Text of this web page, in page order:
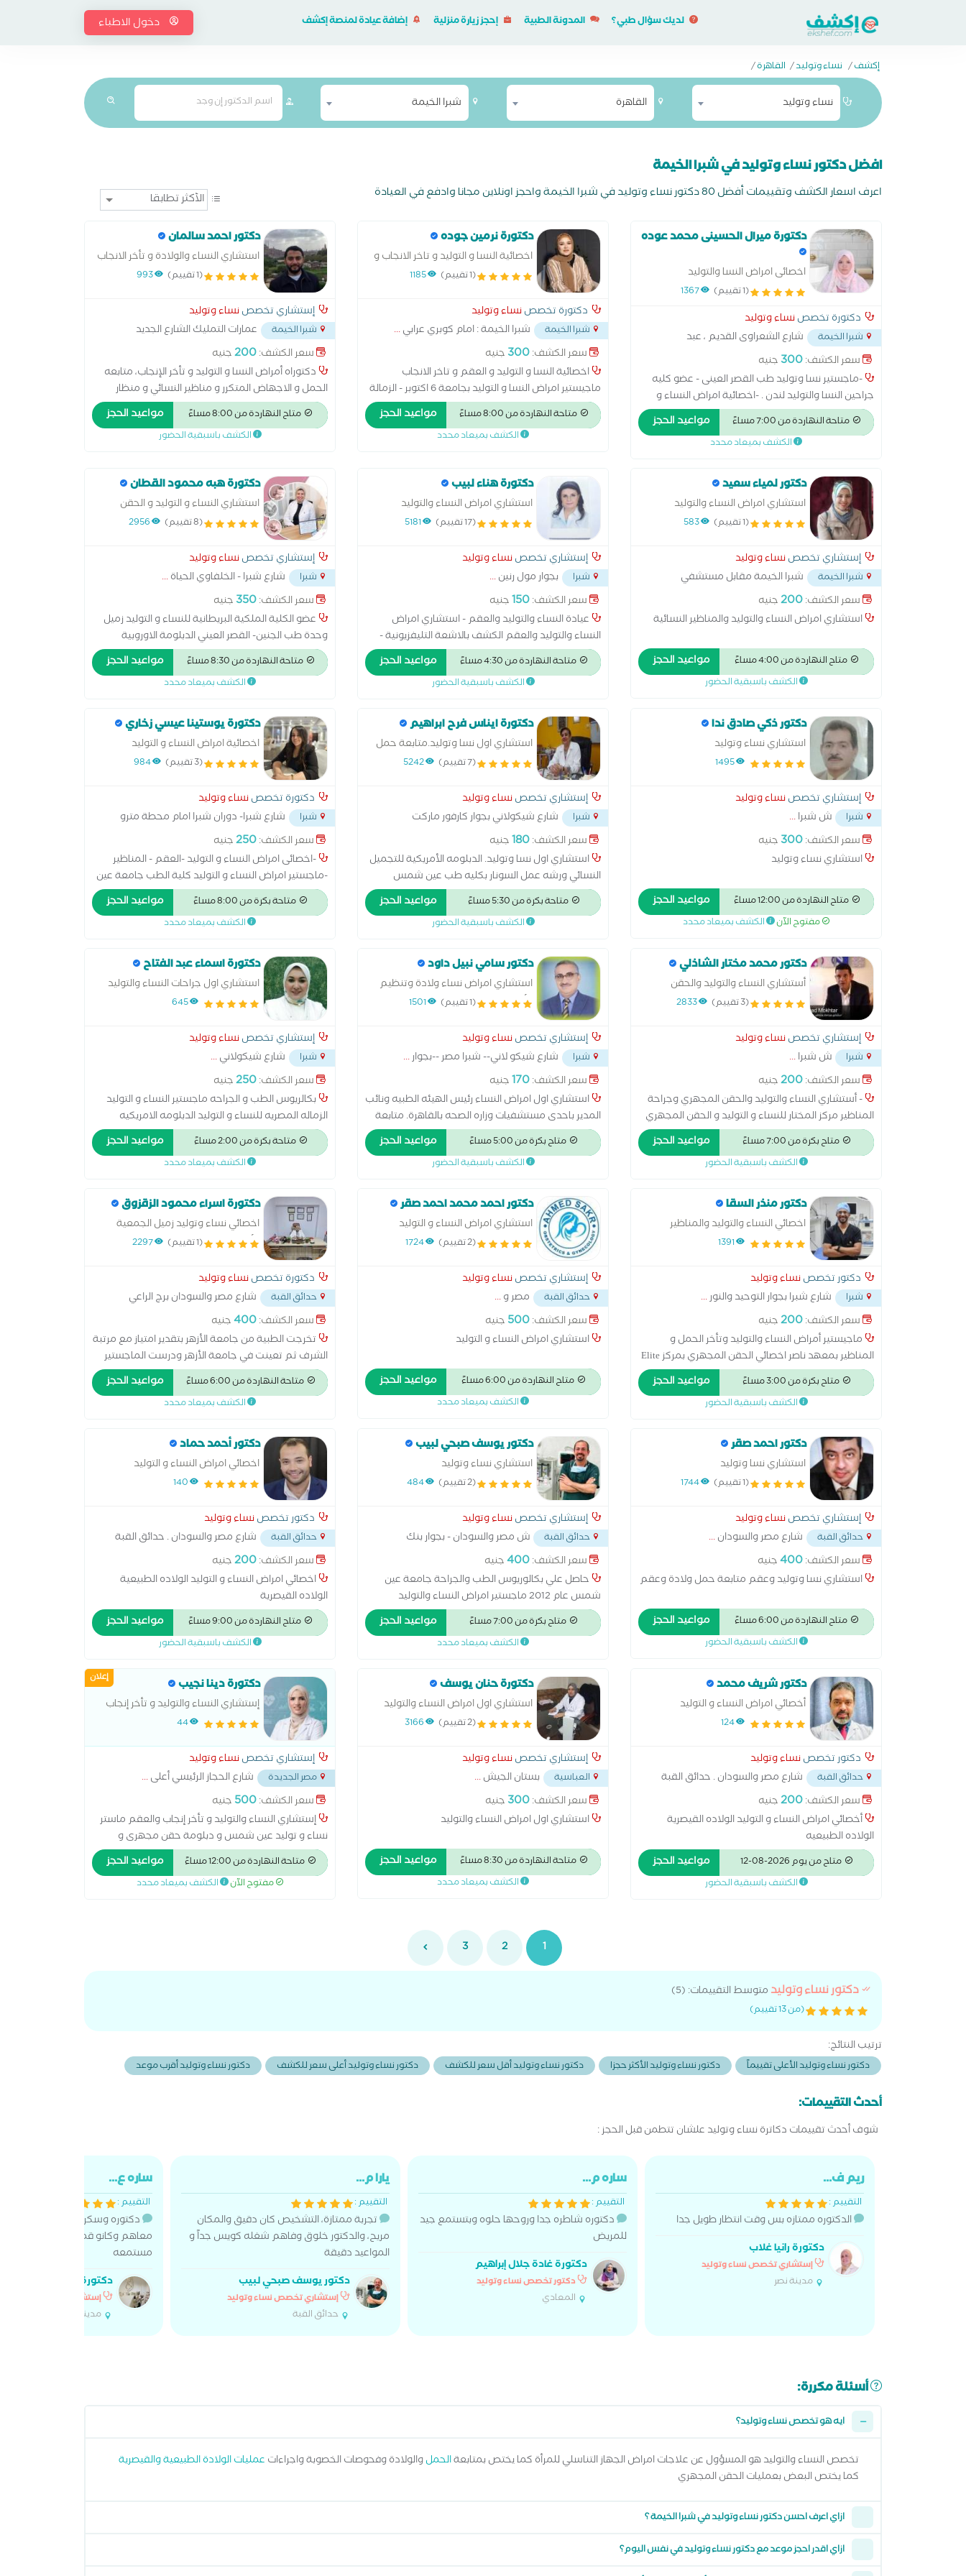
لديك سؤال طبي؟ المدونة الطبية إحجز زيارة منزلية إضافة عيادة لمنصة إكشف دخول الاطباء
إكشف/ نساء وتوليد/ القاهرة/
نساء وتوليد القاهرة شبرا الخيمة
افضل دكتور نساء وتوليد في شبرا الخيمة
اعرف اسعار الكشف وتقييمات أفضل 80 دكتور نساء وتوليد في شبرا الخيمة واحجز اونلاين مجانا وادفع في العيادة
دكتورة ميرال الحسينى محمد عوده
اخصائى امراض النسا والتوليد
(1 تقييم) 1367
دكتورة تخصصنساء وتوليد
شبرا الخيمة
شارع الشعراوى القديم ، عبد
الكريم ، بهتيم ، شبرا الخيمه... سعر الكشف:300 جنيه
-ماجستير نسا وتوليد طب القصر العينى - عضو كليه
جراحين النسا والتوليد لندن . -اخصائية امراض النساء و
التوليد و العقم و الحقن المجهري ومناظير و الجراحات
النسائية طب القصر العيني -عضو الجمعية المصرية لطب
الجنين - خبره عشرين عام فى النساء والتوليد
متاحة النهاردة من 7:00 مساءً مواعيد الحجز
الكشف بميعاد محدد
دكتورة نرمين جوده
اخصائية النسا و التوليد و تاخر الانجاب و
الحقن المجهري و المناظير
(1 تقييم) 1185
دكتورة تخصصنساء وتوليد
شبرا الخيمة شبرا الخيمة : امام كوبري عرابي...
سعر الكشف:300 جنيه
اخصائية النسا و التوليد و العقم و تاخر الانجاب
ماجيستير امراض النسا و التوليد بجامعة 6 اكتوبر - الزمالة
المصرية للنساء و التوليد بمستشفي الساحل التعليمي
متاحة النهاردة من 8:00 مساءً مواعيد الحجز
الكشف بميعاد محدد
دكتور احمد سالمان
استشاري النساء والولادة و تأخر الانجاب
و الحقن المجهري المناظير الجراحيه
(1 تقييم) 993
إستشاري تخصصنساء وتوليد
شبرا الخيمة
عمارات التمليك الشارع الجديد
مسطرد...
سعر الكشف:200جنيه
دكتوراه أمراض النسا و التوليد و تأخر الإنجاب، متابعه
الحمل و الاجهاض المتكرر و مناظير النسائي و منظار
الرحم ،(علاج تاخر الحمل متابعه التبويض التلقيح الصناعي
و الحقن المجهري) زميل أمراض النسا و التوليد
بالمستشفيات و المعاهد التعليمية،
متاح النهاردة من 8:00 مساءً مواعيد الحجز
الكشف باسبقية الحضور
دكتور لمياء سعيد
استشاري امراض النساء والتوليد
(1 تقييم) 583
إستشاري تخصصنساء وتوليد
شبرا الخيمة
شبرا الخيمة مقابل مستشفي
تبارك محطة قهوة شرف ... سعر الكشف:200جنيه
استشاري امراض النساء والتوليد والمناظير النسائية
متاح النهاردة من 4:00 مساءً مواعيد الحجز
الكشف باسبقية الحضور
دكتورة هناء لبيب
استشاري امراض النساء والتوليد
والعقم
(17 تقييم) 5181
إستشاري تخصصنساء وتوليد
شبرا بجوار مول رنين...
سعر الكشف:150جنيه
عيادة النساء والتوليد والعقم - استشاري امراض
النساء والتوليد والعقم الكشف بالاشعة التليفزيونية -
متابعة الحمل- الولادات القيصرية - كل مل يخص الحمل و
فترة ما قبل الولادة - علاج العقم
متاحة النهاردة من 4:30 مساءً مواعيد الحجز
الكشف باسبقية الحضور
دكتورة هبه محمود القطان
استشاري النساء و التوليد و الحقن
المجهري و المناظير
(8 تقييم) 2956
إستشاري تخصصنساء وتوليد
شبرا شارع شبرا - الخلفاوي الحياة
...
سعر الكشف:350 جنيه
عضو الكلية الملكية البريطانية للنساء و التوليد زميل
وحدة طب الجنين- القصر العيني الدبلومة الاوروبية
للمناظير النسائة دبلومة الحقن اامجهري و الاخصاب
المساعد - القصر العيني دبلومة طب الجنين و الكشف
المبكر عن التشوهات - القصر العيني الدبلومة الامريكية
متاحة النهاردة من 8:30 مساءً مواعيد الحجز
الكشف بميعاد محدد
دكتور ذكي صادق ندا
استشاري نساء وتوليد
1495
إستشاري تخصصنساء وتوليد
شبرا ش شبرا...
سعر الكشف:300 جنيه
استشاري نساء وتوليد
متاح النهاردة من 12:00 مساءً مواعيد الحجز
مفتوح الآن الكشف بميعاد محدد
دكتورة ايناس فرح ابراهيم
استشاري اول نسا وتوليد.متابعة حمل
عادي ومتابعة الحمل الحرج .اورام
الإنجاب
(7 تقييم) 5242
إستشاري تخصصنساء وتوليد
شبرا
شارع شيكولاني بجوار كارفور ماركت
ومدرسة سانت كاترين للغات شبرا مصر
سعر الكشف:180جنيه
استشاري اول نسا وتوليد. الدبلومه الأمريكية للتجميل
النسائي ورشه عمل السونار بكليه طب عين شمس
متاحة بكرة من 5:30 مساءً مواعيد الحجز
الكشف باسبقية الحضور
دكتورة يوستينا عيسي زخاري
اخصائية امراض النساء و التوليد
(3 تقييم) 984
دكتورة تخصصنساء وتوليد
شبرا
شارع شبرا- دوران شبرا امام محطة مترو
روض الفرج...
سعر الكشف:250جنيه
-اخصائى امراض النساء و التوليد -العقم - المناظير
-ماجستير امراض النساء و التوليد كلية الطب جامعة عين
شمس -دبلومة الاشعة التلفيزيونية النسائية و طب
الجنين -دبلومة الحقن المجهري و اطفال الانابيب و
الاخصاب المساعد -دبلومة التجميل النسائى -سعر
متاحة بكرة من 8:00 مساءً مواعيد الحجز
الكشف بميعاد محدد
دكتور محمد مختار الشاذلي
أستشاري النساء والتوليد والحقن
المجهري وجراحة المناظير و عضو
بإنجلترا
(3 تقييم) 2833
إستشاري تخصصنساء وتوليد
شبرا ش شبرا...
سعر الكشف:200جنيه
- أستشاري النساء والتوليد والحقن المجهري وجراحة
المناظير مركز المختار للنساء و التوليد و الحقن المجهري
*- مستشفي النيل للتامين الصحي *- مركز ولد و بنت
للحقن المجهري *- مستشفي وادي النيل *- مستشفى
روكسي بمصر الجديدة *- مستشفى الصفوة بشارع شبرا
صوتية *- علاج تاخر الحمل *- الحقن المجهري *- علاج
الإجهاض المتكرر *- جميع جراحات مناظير الحوض عن
طريق البطن و عن طريق المهبل
متاح بكرة من 7:00 مساءً مواعيد الحجز
الكشف باسبقية الحضور
دكتور سامي نبيل داود
استشاري امراض نساء ولادة وتنظيم
الأسرة
(1 تقييم) 1501
إستشاري تخصصنساء وتوليد
شبرا شارع شيكو لاني-- شبرا مصر --بجوار...
سعر الكشف:170جنيه
استشاري اول امراض النساء رئيس الهيئه الطبيه ونائب
المدير باحدى مستشفيات وزاره الصحه بالقاهرة. متابعة
الحمل العادي والحمل الحرج. علاج العقم واضطرابات
الدورة الشهرية. ولادة طبيعي وولاة قيصري بدون الم.
مدير اداره تنظيم الاسره بمنطقه الساحل الطبيه سابقا.
متاح بكرة من 5:00 مساءً مواعيد الحجز
الكشف باسبقية الحضور
دكتورة اسماء عبد الفتاح
استشاري اول جراحات النساء والتوليد
والتجميل النسائي645
إستشاري تخصصنساء وتوليد
شبرا شارع شيكولاني...
سعر الكشف:250جنيه
بكالريوس الطب و الجراحه ماجستير النساء و التوليد
الزماله المصريه للنساء و التوليد الدبلومه الامريكيه
للتجميل النساءى 21 سنه من الخبره
متاحة بكرة من 2:00 مساءً مواعيد الحجز
الكشف بميعاد محدد
دكتور منذر السقا
اخصائي النساء والتوليد والمناظير
بمعهد ناصر
1391
دكتور تخصصنساء وتوليد
شبرا شارع شبرا بجوار التوحيد والنور...
سعر الكشف:200جنيه
ماجيستير أمراض النساء والتوليد وتأخر الحمل و
المناظير بمعهد ناصر اخصائي الحقن المجهري بمركز Elite
مصر الجديدة
متاح بكرة من 3:00 مساءً مواعيد الحجز
الكشف باسبقية الحضور
دكتور احمد محمد احمد صقر
استشاري امراض النساء و التوليد
والعقم
(2 تقييم) 1724
إستشاري تخصصنساء وتوليد
حدائق القبة مصر و...
سعر الكشف:500 جنيه
استشاري امراض النساء و التوليد
متاح النهاردة من 6:00 مساءً مواعيد الحجز
الكشف بميعاد محدد
دكتورة اسراء محمود الزقزوق
اخصائي نساء وتوليد زميل الجمعية
الأمريكية لطب النساء التجميلي دبلومة
(1 تقييم) 2297
دكتورة تخصصنساء وتوليد
حدائق القبة
شارع مصر والسودان برج الراعي
أمام اسماك اليوم...سعر الكشف:400جنيه
تخرجت الطبية من جامعة الأزهر بتقدير امتياز مع مرتبة
الشرف ثم تعينت في جامعة الأزهر ودرست الماجستير
لمدة ثلاث سنوات وحصلت ع المركز الاول خبرة 6 سنوات
في مستشفيات جامعة الأزهر دبلومة التجميل النسائي
الجمعية الأمريكية دبلومة طب الجنين جامعة القاهرة
متاحة النهاردة من 6:00 مساءً مواعيد الحجز
الكشف بميعاد محدد
دكتور احمد صقر
استشاري نسا وتوليد
(1 تقييم) 1744
إستشاري تخصصنساء وتوليد
حدائق القبة شارع مصر والسودان...
سعر الكشف:400جنيه
استشاري نسا وتوليد وعقم متابعة حمل ولادة وعقم
متاح النهاردة من 6:00 مساءً مواعيد الحجز
الكشف باسبقية الحضور
دكتور يوسف صبحي لبيب
استشاري نساء وتوليد
(2 تقييم) 484
إستشاري تخصصنساء وتوليد
حدائق القبة
ش مصر والسودان - بجوار بنك
مصر مدخل العمارة من الشارع الخلفي
سعر الكشف:400جنيه
حاصل علي بكالوريوس الطب والجراحة جامعة عين
شمس عام 2012 ماجستير امراض النساء والتوليد
والعقم وجراحة المناظير جامعة عين شمس حاصل علي
الزمالة المصرية الزمالة المصرية في طب الجنين والكشف
المبكر للتشوهات في الاجنة. القصر العيني
متاح بكرة من 7:00 مساءً مواعيد الحجز
الكشف بميعاد محدد
دكتور أحمد حماد
اخصائي امراض النساء و التوليد
140
دكتور تخصصنساء وتوليد
حدائق القبة
شارع مصر والسودان . حدائق القبة
. محطة مترو الدمرداش... سعر الكشف:200جنيه
اخصائي امراض النساء و التوليد الولاده الطبيعية
الولاده القيصرية
متاح النهاردة من 9:00 مساءً مواعيد الحجز
الكشف باسبقية الحضور
دكتور شريف محمد
أخصائي امراض النساء و التوليد
124
دكتور تخصصنساء وتوليد
حدائق القبة
شارع مصر والسودان . حدائق القبة
. محطة مترو الدمرداش... سعر الكشف:200جنيه
أخصائي امراض النساء و التوليد الولاده القيصرية
الولاده الطبيعيه
متاح من يوم 2026-08-12 مواعيد الحجز
الكشف باسبقية الحضور
دكتورة حنان يوسف
استشاري اول امراض النساء والتوليد
(2 تقييم) 3166
إستشاري تخصصنساء وتوليد
العباسية بستان الجيش...
سعر الكشف:300 جنيه
استشاري اول امراض النساء والتوليد
متاحة النهاردة من 8:30 مساءً مواعيد الحجز
الكشف بميعاد محدد
إعلان دكتورة دينا نجيب
إستشاري النساء والتوليد و تأخر إنجاب
والعقم ماستر نساء و توليد عين
اخصاب مساعد قصر عينى
44
إستشاري تخصصنساء وتوليد
مصر الجديدة شارع الحجاز الرئيسي أعلى...
سعر الكشف:500 جنيه
إستشاري النساء والتوليد و تأخر إنجاب والعقم ماستر
نساء و توليد عين شمس و دبلومة حقن مجهرى و
اخصاب مساعد قصر عينى استئصال المبيض اطفال
الانابيب الحقن المجهري الولادة الطبيعية الولادة
القيصرية تحليل بطانة الرحم رعاية ما قبل الولادة وبعدها
متاحة النهاردة من 12:00 مساءً مواعيد الحجز
مفتوح الآن الكشف بميعاد محدد
1
2
3
دكتور نساء وتوليد متوسط التقييمات: (5)
(من 13 تقييم)
ترتيب النتائج:
دكتور نساء وتوليد الأعلى تقييماً دكتور نساء وتوليد الأكثر حجزا دكتور نساء وتوليد أقل سعر للكشف دكتور نساء وتوليد أعلى سعر للكشف دكتور نساء وتوليد أقرب موعد
أحدث التقييمات:
شوف أحدث تقييمات دكاترة نساء وتوليد علشان تتطمن قبل الحجز :
ريم ف...
التقييم :
الدكتوره ممتازه بس وقت انتظار طويل جدا
دكتورة رانيا غلاب
إستشاري تخصص نساء وتوليد
مدينة نصر
ساره م...
التقييم :
دكتوره شاطره جدا وروحها حلوه وبتستمع جيد
للمريض
دكتورة غادة جلال إبراهيم
دكتور تخصص نساء وتوليد
المعادي
يارا م...
التقييم :
تجربة ممتازة، التشخيص كان دقيق والمكان
مريح، والدكتور خلوق وفاهم شغله كويس جداً و
المواعيد دقيقة
دكتور يوسف صبحي لبيب
إستشاري تخصص نساء وتوليد
حدائق القبة
ساره ع...
التقييم :
دكتوره وسكرتيره ممتازين اول
معاهم وكانو قمة بالرقي
مستمعه
دكتورة مي عبد الوهاب
إستشاري تخصص نساء
مدينة نصر
أسئلة مكررة:
ايه هو تخصص نساء وتوليد؟
تخصص النساء والتوليد هو المسؤول عن علاجات امراض الجهاز التناسلي للمرأة كما يختص بمتابعةالحملوالولادة وفحوصات الخصوبة واجراءات عمليات الولادة الطبيعية والقيصرية
كما يختص البعض بعمليات الحقن المجهري
ازاي اعرف احسن دكتور نساء وتوليد في شبرا الخيمة ؟
ازاي اقدر احجز موعد مع دكتور نساء وتوليد في نفس اليوم؟